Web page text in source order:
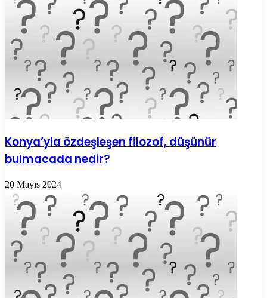
Konya’yla özdeşleşen filozof, düşünür
bulmacada nedir?
20 Mayıs 2024